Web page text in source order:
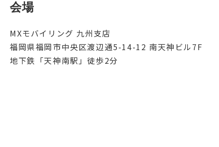
会場
MXモバイリング 九州支店
福岡県福岡市中央区渡辺通5-14-12 南天神ビル7F
地下鉄「天神南駅」徒歩2分